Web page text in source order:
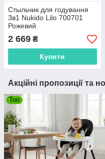
Стыльчик для годування
3в1 Nukido Lilo 700701
Рожевий
2 669 ₴
Купити
Акційні пропозиції та
Топ